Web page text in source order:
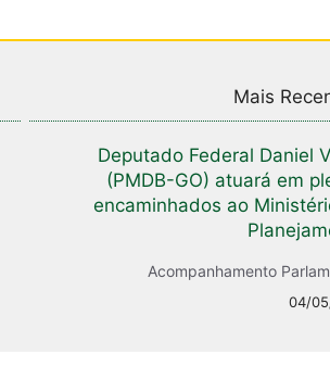
Mais
Deputado Federal Daniel
(PMDB-GO) atuará em
encaminhados ao
Acompanhamento
04/